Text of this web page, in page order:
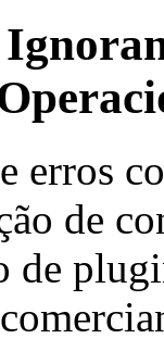
erros
de
de